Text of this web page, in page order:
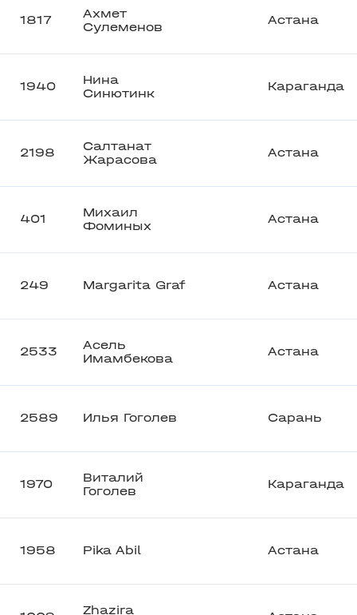
1817
Ахмет
Сулеменов
Астана
1940
Нина
Синютинк
Караганда
2198
Салтанат
Жарасова
Астана
401
Михаил
Фоминых
Астана
249 Margarita Graf Астана
2533
Асель
Имамбекова
Астана
2589 Илья Гоголев Сарань
1970
Виталий
Гоголев
Караганда
1958 Pika Abil Астана
Zhazira